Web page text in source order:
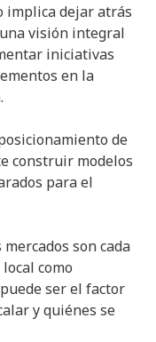
implica dejar atrás
visión integral
iniciativas
en la
de
construir modelos
para el
son cada
como
ser el factor
y quiénes se